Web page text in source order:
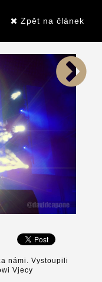
Zpět na článek
námi. Vystoupili
Vjecy